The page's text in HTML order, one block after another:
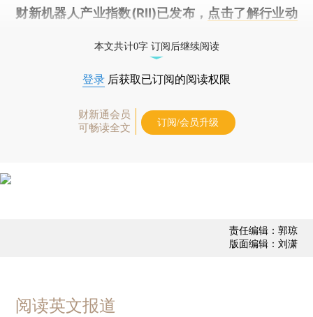
财新机器人产业指数(RII)已发布， 点击了解行业动
本文共计0字 订阅后继续阅读
登录 后获取已订阅的阅读权限
财新通会员
可畅读全文
订阅/会员升级
责任编辑：郭琼
版面编辑：刘潇
阅读英文报道